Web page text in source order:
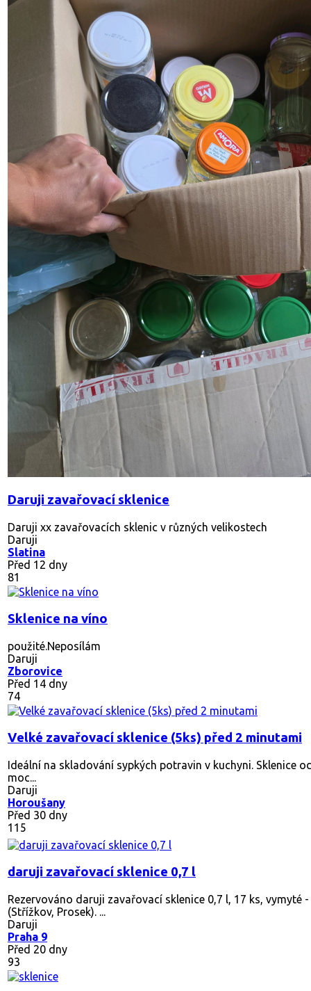
Daruji zavařovací sklenice
Daruji xx zavařovacích sklenic v různých velikostech
Daruji
Slatina
Před 12 dny
81
Sklenice na víno
použité.Neposílám
Daruji
Zborovice
Před 14 dny
74
Velké zavařovací sklenice (5ks) před 2 minutami
Ideální na skladování sypkých potravin v kuchyni. Sklenice
moc...
Daruji
Horoušany
Před 30 dny
115
daruji zavařovací sklenice 0,7 l
Rezervováno daruji zavařovací sklenice 0,7 l, 17 ks, vymyté
(Střížkov, Prosek). ...
Daruji
Praha 9
Před 20 dny
93